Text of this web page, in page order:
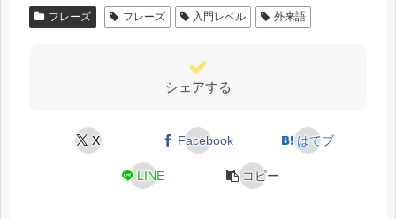
フレーズ フレーズ 入門レベル 外来語
シェアする
X Facebook はてブ
LINE コピー